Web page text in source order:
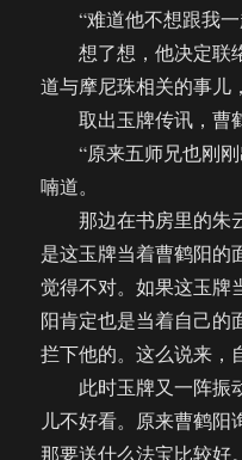
“难道他不想跟我一
想了想，他决定联
道与摩尼珠相关的事儿
取出玉牌传讯，曹鹤
“原来五师兄也刚刚
喃道。
那边在书房里的朱
是这玉牌当着曹鹤阳
觉得不对。如果这玉牌
阳肯定也是当着自己的
拦下他的。这么说来，
此时玉牌又一阵振
儿不好看。原来曹鹤阳
那要送什么法宝比较好。